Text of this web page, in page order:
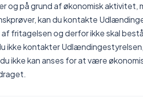
og på grund af økonomisk aktivitet,
kan du kontakte
fritagelsen og derfor ikke skal
ikke kontakter
ikke kan anses for at være